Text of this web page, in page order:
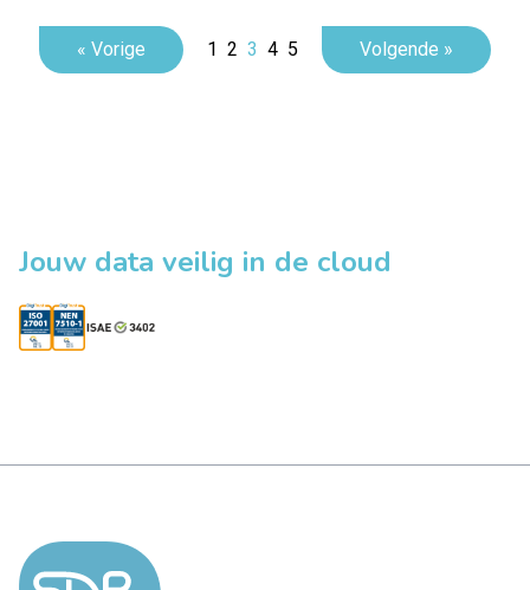
« Vorige 1 2 3 4 5 Volgende »
Jouw data veilig in de cloud